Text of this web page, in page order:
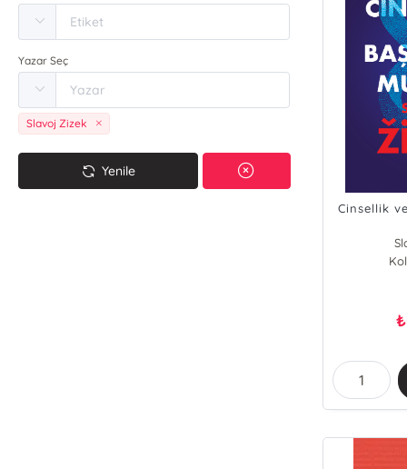
Yazar Seç
Slavoj Zizek
Yenile
Cinsellik
₺